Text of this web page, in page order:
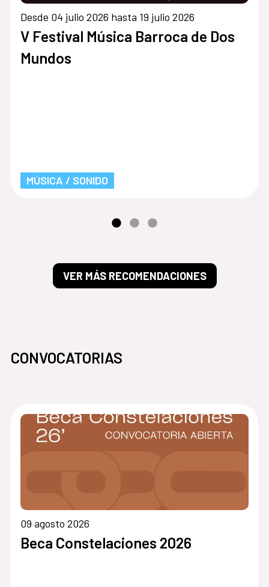
Desde 04 julio 2026 hasta 19 julio 2026
V Festival Música Barroca de Dos
Mundos
MÚSICA / SONIDO
VER MÁS RECOMENDACIONES
CONVOCATORIAS
09 agosto 2026
Beca Constelaciones 2026